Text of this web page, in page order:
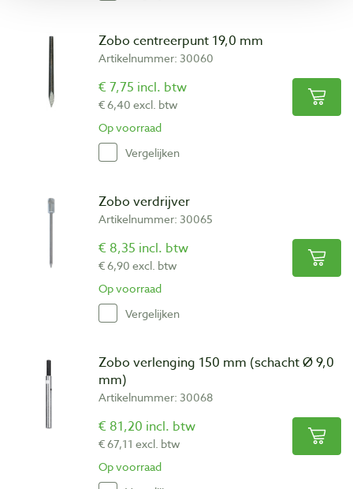
Zobo centreerpunt 19,0 mm
Artikelnummer: 30060
€ 7,75 incl. btw
€ 6,40 excl. btw
Op voorraad
Vergelijken
Zobo verdrijver
Artikelnummer: 30065
€ 8,35 incl. btw
€ 6,90 excl. btw
Op voorraad
Vergelijken
Zobo verlenging 150 mm (schacht Ø 9,0
mm)
Artikelnummer: 30068
€ 81,20 incl. btw
€ 67,11 excl. btw
Op voorraad